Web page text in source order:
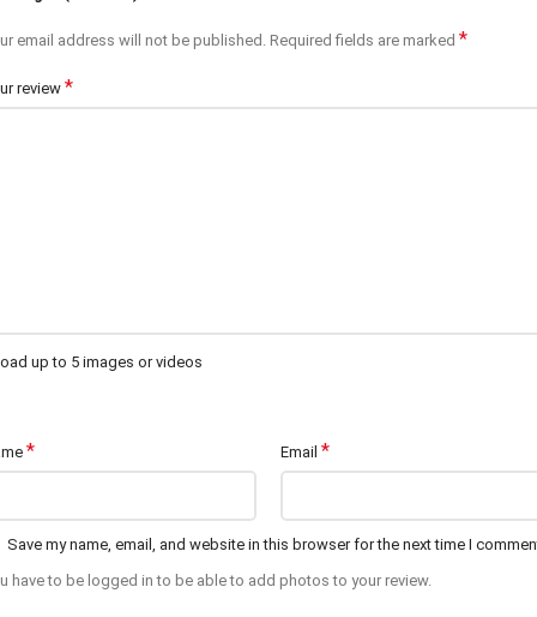
email address will not be published. Required fields are marked *
review *
up to 5 images or videos
* Email *
Save my name, email, and website in this browser for the next time I
have to be logged in to be able to add photos to your review.